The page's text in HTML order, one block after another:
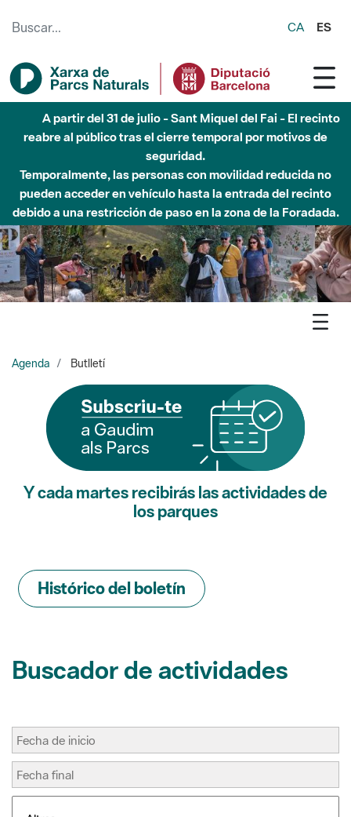
CA ES
Hasta diciembre de 2026 - Parque Fluvial Besós -
Afectaciones en el cauce del Parque Fluvial del Besòs debido
a obras de construcción de una pasarela sobre el río
Agenda Butlletí
Y cada martes recibirás las actividades de
los parques
Buscador de actividades